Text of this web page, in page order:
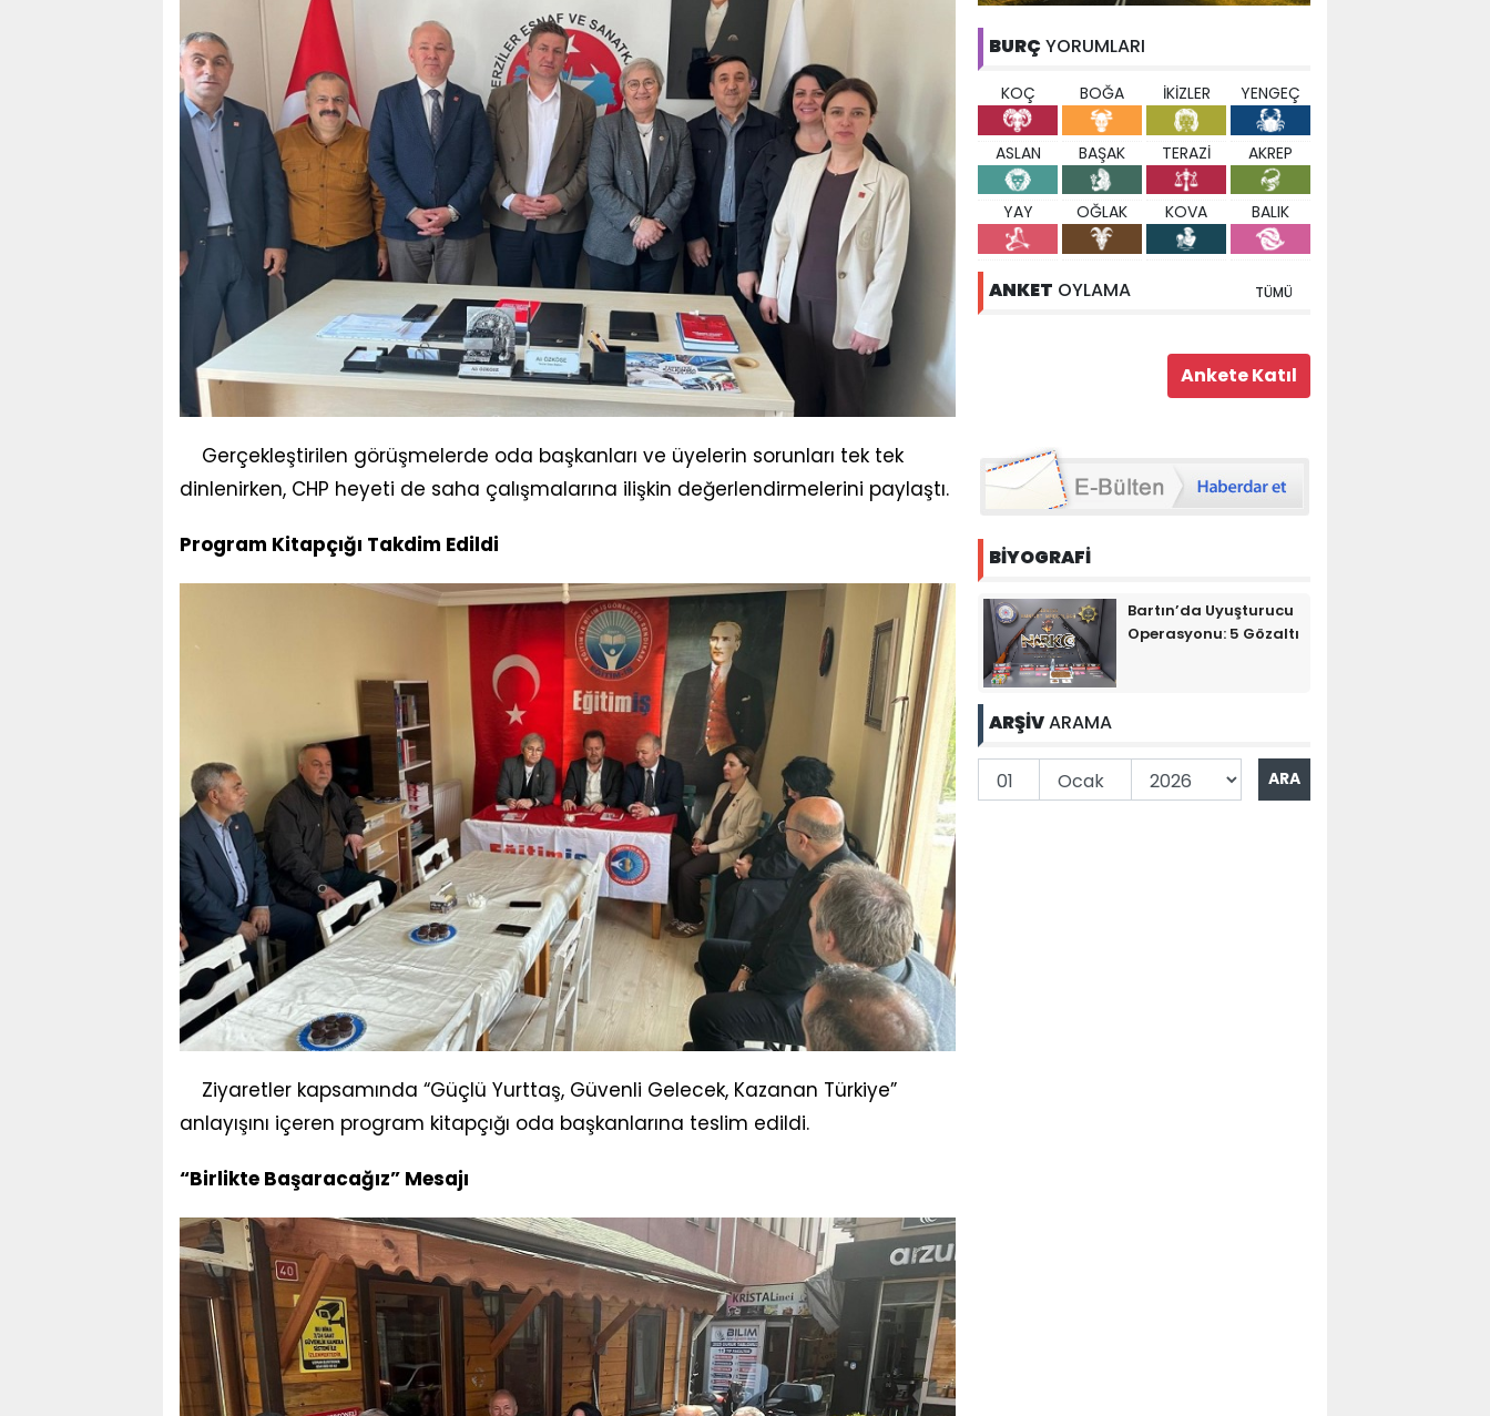
Gerçekleştirilen görüşmelerde oda başkanları ve üyelerin sorunları tek tek
dinlenirken, CHP heyeti de saha çalışmalarına ilişkin değerlendirmelerini paylaştı.
Program Kitapçığı Takdim Edildi
Ziyaretler kapsamında “Güçlü Yurttaş, Güvenli Gelecek, Kazanan Türkiye”
anlayışını içeren program kitapçığı oda başkanlarına teslim edildi.
“Birlikte Başaracağız” Mesajı
BURÇ YORUMLARI
KOÇ BOĞA İKİZLER YENGEÇ
ASLAN BAŞAK TERAZİ AKREP
YAY OĞLAK KOVA BALIK
ANKET OYLAMA TÜMÜ
BİYOGRAFİ
Bartın’da Uyuşturucu
Operasyonu: 5 Gözaltı
ARŞİVARAMA